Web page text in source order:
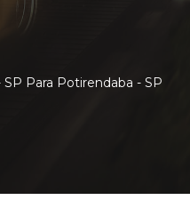
Para Potirendaba - SP